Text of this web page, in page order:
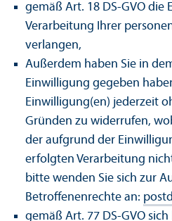
gemäß Art. 18 DS-GVO die
Verarbeitung Ihrer
verlangen,
Außerdem haben Sie in
Einwilligung gegeben
Einwilligung(en) jederzeit
Gründen zu widerrufen,
der aufgrund der
erfolgten Verarbeitung
bitte wenden Sie sich zur
Betroffenenrechte an:
gemäß Art. 77 DS-GVO